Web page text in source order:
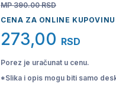
MP 390.00 RSD
CENA ZA ONLINE KUPOVINU
273,00 RSD
Porez je uračunat u cenu.
*Slika i opis mogu biti samo